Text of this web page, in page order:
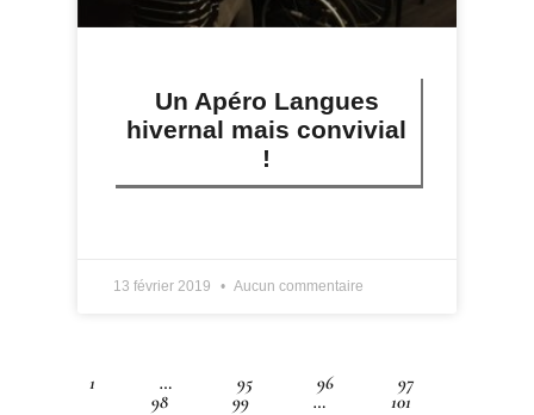
Un Apéro Langues
hivernal mais convivial
!
13 février 2019 Aucun commentaire
1 … 95 96
97
98
99 … 101